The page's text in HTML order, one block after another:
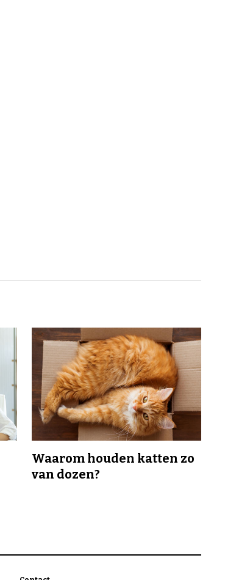
Waarom houden katten zo
van dozen?